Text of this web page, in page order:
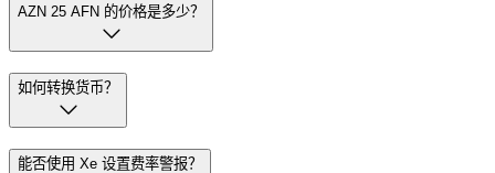
AZN 25 AFN 的价格是多少？
如何转换货币？
能否使用 Xe 设置费率警报？